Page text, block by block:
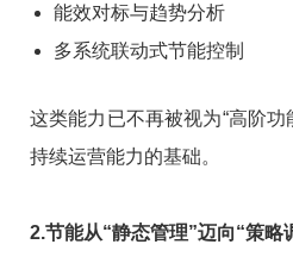
能效对标与趋势分析
多系统联动式节能控制
这类能力已不再被视为“高阶
持续运营能力的基础。
2.节能从“静态管理”迈向“策略